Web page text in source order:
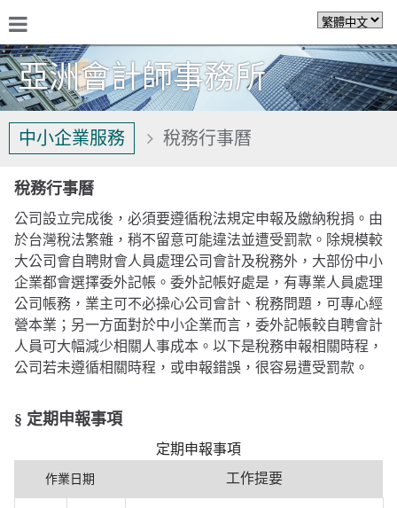
亞洲會計師事務所
關於我們
中小企業服務 稅務行事曆
稅務行事曆
公司設立完成後，必須要遵循稅法規定申報及繳納稅捐。由
於台灣稅法繁雜，稍不留意可能違法並遭受罰款。除規模較
大公司會自聘財會人員處理公司會計及稅務外，大部份中小
企業都會選擇委外記帳。委外記帳好處是，有專業人員處理
公司帳務，業主可不必操心公司會計、稅務問題，可專心經
營本業；另一方面對於中小企業而言，委外記帳較自聘會計
人員可大幅減少相關人事成本。以下是稅務申報相關時程，
公司若未遵循相關時程，或申報錯誤，很容易遭受罰款。
§ 定期申報事項
定期申報事項
作業日期 工作提要